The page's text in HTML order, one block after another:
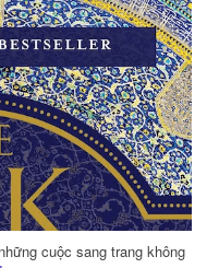
quan niệm rằng: Người lãnh